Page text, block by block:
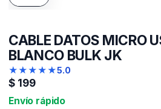
CABLE DATOS MICRO
BLANCO BULK JK
★★★★★5.0
$ 199
Envío rápido